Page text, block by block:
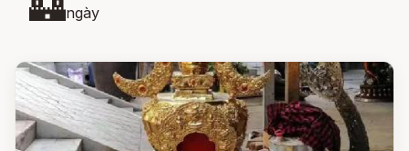
ngày